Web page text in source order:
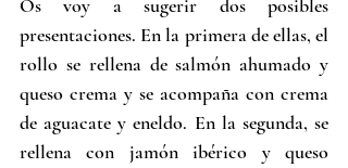
Os voy a sugerir dos posibles
presentaciones. En la primera de ellas, el
rollo se rellena de salmón ahumado y
queso crema y se acompaña con crema
de aguacate y eneldo. En la segunda, se
rellena con jamón ibérico y queso